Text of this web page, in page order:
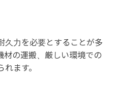
久力を必要とすることが多
材の運搬、厳しい環境での
ます。